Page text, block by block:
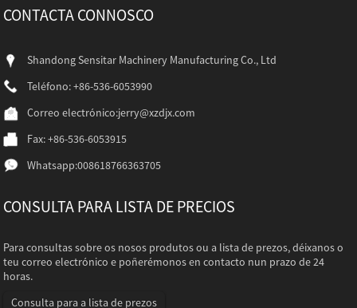
CONTACTA CONNOSCO
Shandong Sensitar Machinery Manufacturing Co., Ltd
Teléfono: +86-536-6053990
Correo electrónico:jerry@xzdjx.com
Fax: +86-536-6053915
Whatsapp:008618766363705
CONSULTA PARA LISTA DE PRECIOS
Para consultas sobre os nosos produtos ou a lista de prezos, déixanos o
teu correo electrónico e poñerémonos en contacto nun prazo de 24
horas.
Consulta para a lista de prezos